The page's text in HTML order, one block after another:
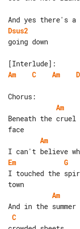
Dsus2
going down
Am
C Am
Am
Beneath the
Am
Em
G
I touched the
Am
C